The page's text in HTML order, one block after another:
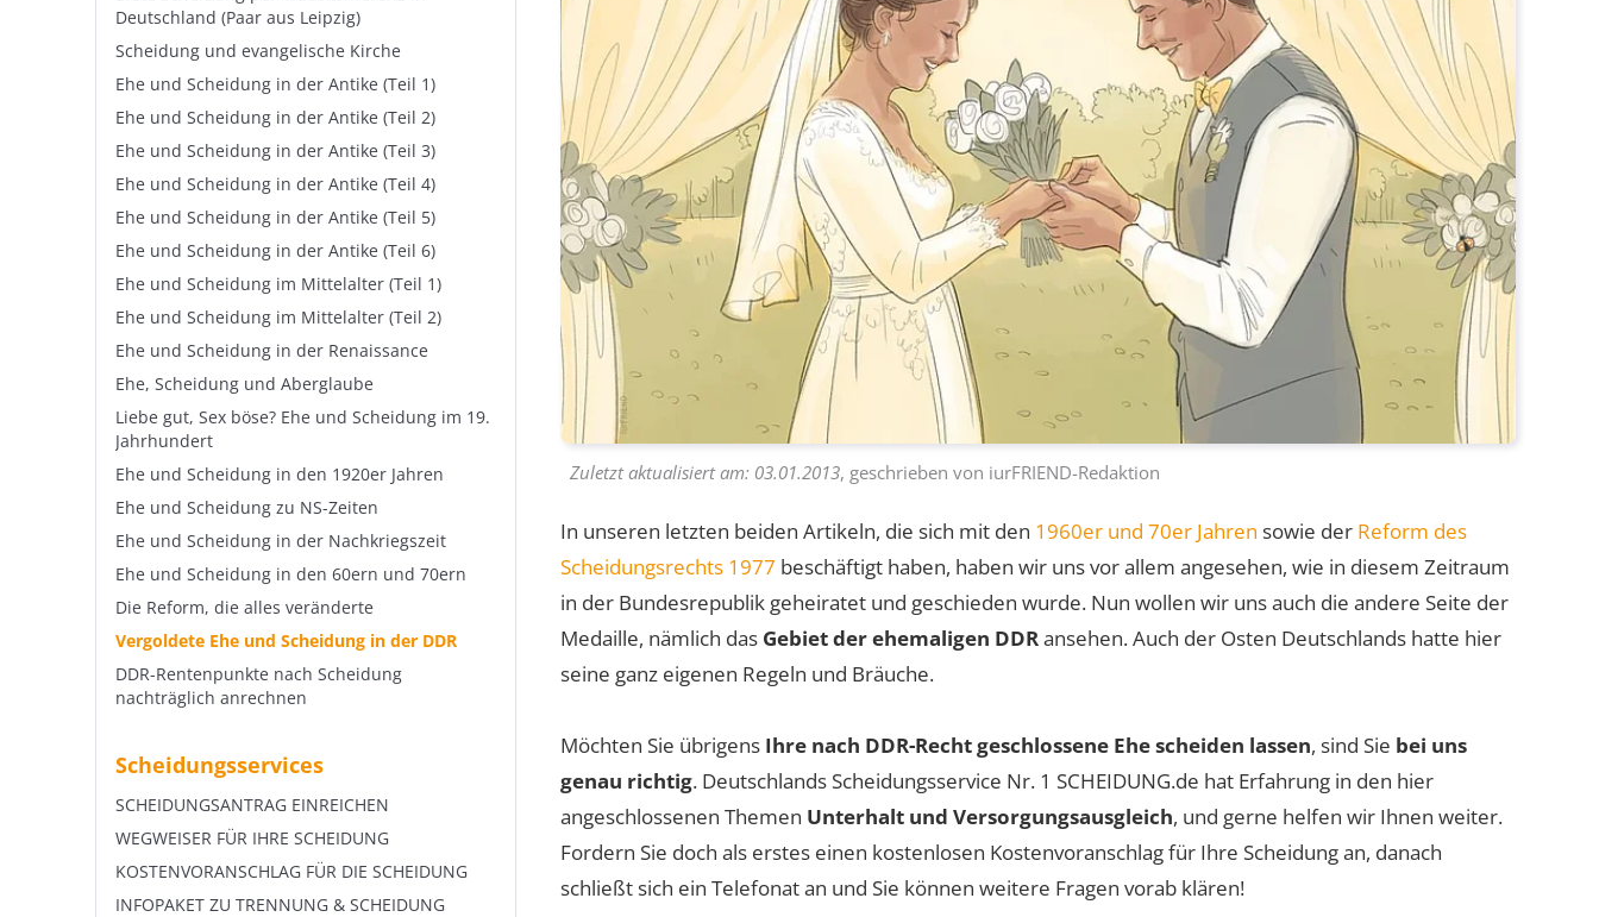
Deutschland (Paar aus Leipzig)
Scheidung und evangelische Kirche
Ehe und Scheidung in der Antike (Teil 1)
Ehe und Scheidung in der Antike (Teil 2)
Ehe und Scheidung in der Antike (Teil 3)
Ehe und Scheidung in der Antike (Teil 4)
Ehe und Scheidung in der Antike (Teil 5)
Ehe und Scheidung in der Antike (Teil 6)
Ehe und Scheidung im Mittelalter (Teil 1)
Ehe und Scheidung im Mittelalter (Teil 2)
Ehe und Scheidung in der Renaissance
Ehe, Scheidung und Aberglaube
Liebe gut, Sex böse? Ehe und Scheidung im 19.
Jahrhundert
Ehe und Scheidung in den 1920er Jahren
Ehe und Scheidung zu NS-Zeiten
Ehe und Scheidung in der Nachkriegszeit
Ehe und Scheidung in den 60ern und 70ern
Die Reform, die alles veränderte
Vergoldete Ehe und Scheidung in der DDR
DDR-Rentenpunkte nach Scheidung
nachträglich anrechnen
Scheidungsservices
SCHEIDUNGSANTRAG EINREICHEN
WEGWEISER FÜR IHRE SCHEIDUNG
KOSTENVORANSCHLAG FÜR DIE SCHEIDUNG
INFOPAKET ZU TRENNUNG & SCHEIDUNG
Zuletzt aktualisiert am: 03.01.2013, geschrieben von iurFRIEND-Redaktion
In unseren letzten beiden Artikeln, die sich mit den 1960er und 70er Jahren sowie der Reform des
Scheidungsrechts 1977 beschäftigt haben, haben wir uns vor allem angesehen, wie in diesem Zeitraum
in der Bundesrepublik geheiratet und geschieden wurde. Nun wollen wir uns auch die andere Seite der
Medaille, nämlich das Gebiet der ehemaligen DDRansehen. Auch der Osten Deutschlands hatte hier
seine ganz eigenen Regeln und Bräuche.
Möchten Sie übrigens Ihre nach DDR-Recht geschlossene Ehe scheiden lassen, sind Sie bei uns
genau richtig. Deutschlands Scheidungsservice Nr. 1 SCHEIDUNG.de hat Erfahrung in den hier
angeschlossenen Themen Unterhalt und Versorgungsausgleich, und gerne helfen wir Ihnen weiter.
Fordern Sie doch als erstes einen kostenlosen Kostenvoranschlag für Ihre Scheidung an, danach
schließt sich ein Telefonat an und Sie können weitere Fragen vorab klären!